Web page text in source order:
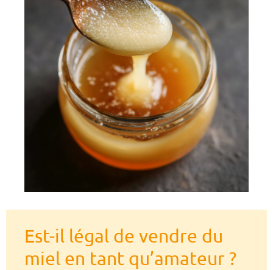
Est-il légal de vendre du
miel en tant qu’amateur ?